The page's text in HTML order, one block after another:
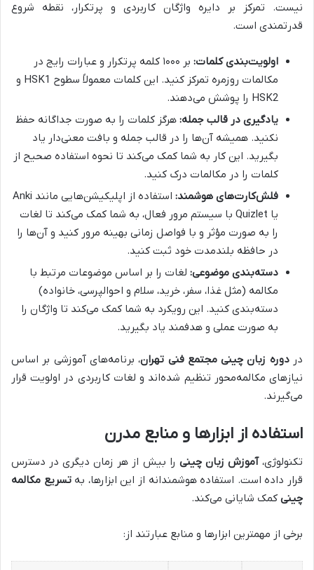
نیست. تمرکز بر دایره واژگان کاربردی و پرتکرار، نقطه شروع
قدرتمندی است.
اولویت‌بندی کلمات:
بر ۱۰۰۰ کلمه پرتکرار و عبارات رایج در
مکالمات روزمره تمرکز کنید. این کلمات معمولاً سطوح HSK1 و
HSK2 را پوشش می‌دهند.
یادگیری در قالب جمله: هرگز کلمات را به صورت جداگانه حفظ
نکنید. همیشه آن‌ها را در قالب جمله و بافت معنی‌دار یاد
بگیرید. این کار به شما کمک می‌کند تا نحوه استفاده صحیح از
کلمات را در مکالمات درک کنید.
فلش‌کارت‌های هوشمند:
استفاده از اپلیکیشن‌هایی مانند Anki
یا Quizlet با سیستم مرور فعال، به شما کمک می‌کند تا لغات
را به صورت مؤثر و با فواصل زمانی بهینه مرور کنید و آن‌ها را
در حافظه بلندمدت خود ثبت کنید.
دسته‌بندی موضوعی: لغات را بر اساس موضوعات مرتبط با
مکالمه (مثل غذا، سفر، خرید، سلام و احوالپرسی، خانواده)
دسته‌بندی کنید. این رویکرد به شما کمک می‌کند تا واژگان را
به صورت عملی و هدفمند یاد بگیرید.
دردوره زبان چینی مجتمع فنی تهران، برنامه‌های آموزشی بر اساس
نیازهای مکالمه‌محور تنظیم شده‌اند و لغات کاربردی در اولویت قرار
می‌گیرند.
استفاده از ابزارها و منابع مدرن
تکنولوژی،آموزش زبان چینی را بیش از هر زمان دیگری در دسترس
قرار داده است. استفاده هوشمندانه از این ابزارها، بهتسریع مکالمه
چینی کمک شایانی می‌کند.
برخی از مهمترین ابزارها و منابع عبارتند از: